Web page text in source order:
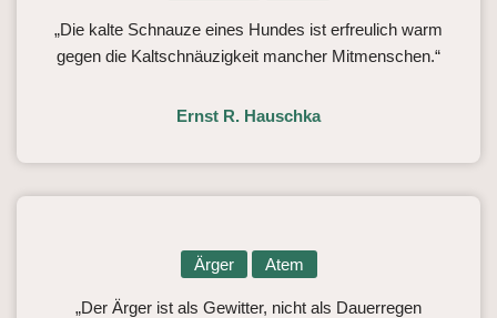
„Die kalte Schnauze eines Hundes ist erfreulich warm
gegen die Kaltschnäuzigkeit mancher Mitmenschen.“
Ernst R. Hauschka
Ärger Atem
„Der Ärger ist als Gewitter, nicht als Dauerregen